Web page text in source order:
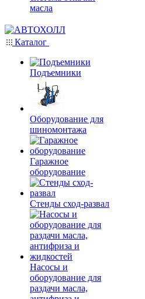
масла
Каталог
Подъемники
Оборудование для
шиномонтажа
Гаражное
оборудование
Стенды сход-развал
Насосы и
оборудование для
раздачи масла,